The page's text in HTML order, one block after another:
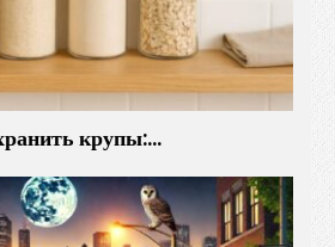
крупы:…